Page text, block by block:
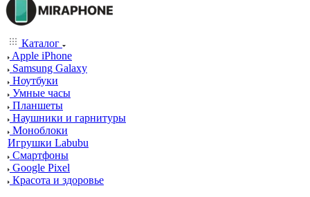
Каталог
Apple iPhone
Samsung Galaxy
Ноутбуки
Умные часы
Планшеты
Наушники и гарнитуры
Моноблоки
Игрушки Labubu
Смартфоны
Google Pixel
Красота и здоровье